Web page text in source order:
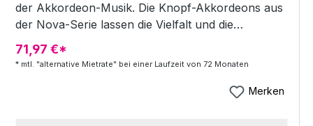
der Akkordeon-Musik. Die Knopf-Akkordeons aus
der Nova-Serie lassen die Vielfalt und die
Originalität des Akkordeonspiels ganz neu erleben.
III-chörig 16´+8´+8´ 72 Knöpfe im Diskant (44
weiße Bassknöpfe in schwarzer Bassstufe
71,97 €*
* mtl. "alternative Mietrate" bei einer Laufzeit von 72 Monaten
Merken